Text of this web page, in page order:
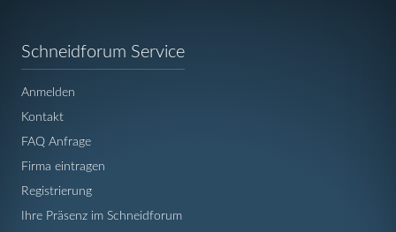
Schneidforum Service
Anmelden
Kontakt
FAQ Anfrage
Firma eintragen
Registrierung
Ihre Präsenz im Schneidforum